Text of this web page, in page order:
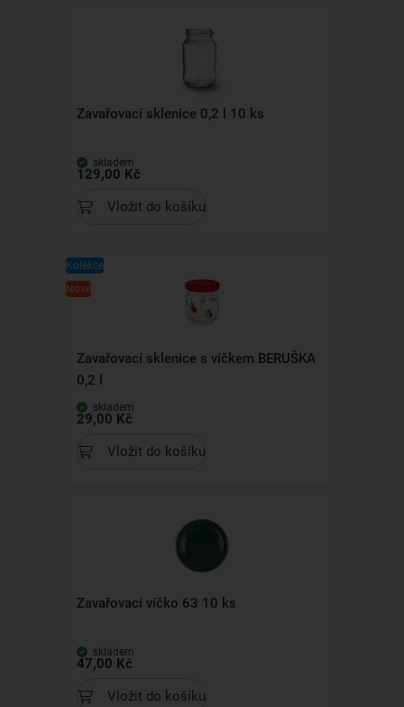
Zavařovací sklenice 0,2 l 10 ks
skladem
129,00 Kč
Vložit do košíku
Kolekce
Nové
Zavařovací sklenice s víčkem BERUŠKA
0,2 l
skladem
29,00 Kč
Vložit do košíku
Zavařovací víčko 63 10 ks
skladem
47,00 Kč
Vložit do košíku